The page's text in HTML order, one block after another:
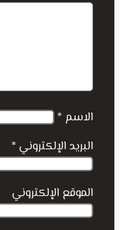
الاسم *
البريد الإلكتروني *
الموقع الإلكتروني